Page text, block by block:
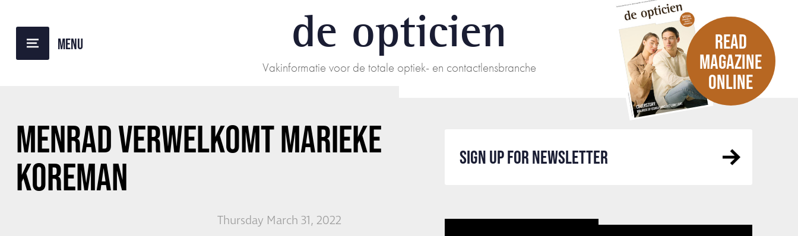
de opticien
Vakinformatie voor de totale optiek- en contactlensbranche
READ
MAGAZINE
ONLINE
MENRAD VERWELKOMT MARIEKE
KOREMAN
Thursday March 31, 2022
SIGN UP FOR NEWSLETTER